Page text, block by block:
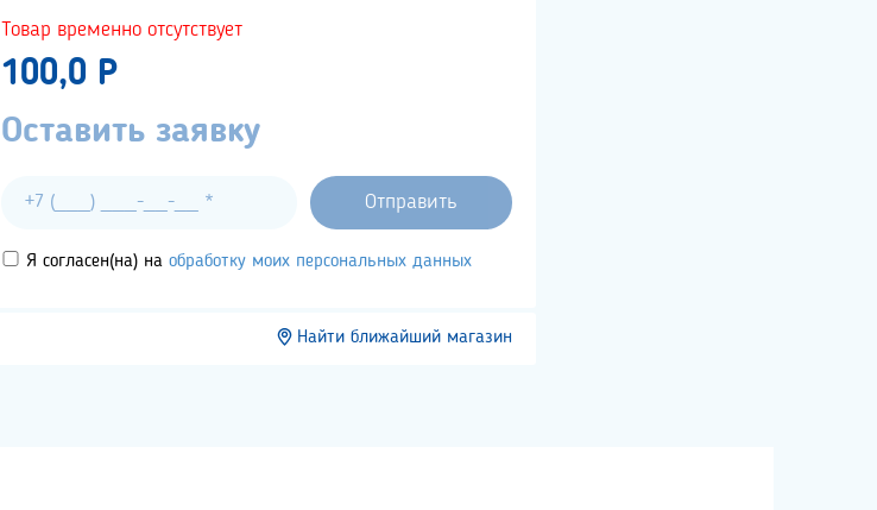
Товар временно отсутствует
100,0 P
Оставить заявку
Я согласен(на) на обработку моих персональных данных
Найти ближайший магазин